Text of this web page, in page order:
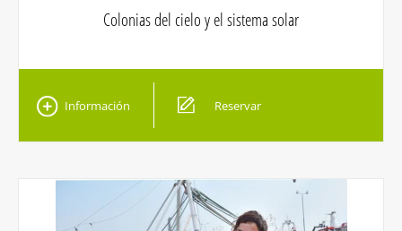
Colonias del cielo y el sistema solar
Información Reservar